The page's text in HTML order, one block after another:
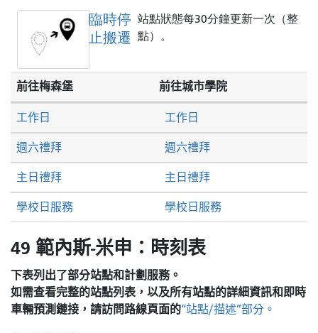
臨時停
止搬遷
站點狀態每30分鐘更新一次（整
點）。
前往梅森堡 前往城市學院
週六禮拜 週六禮拜
主日禮拜 主日禮拜
工作日 工作日
學校日服務 學校日服務
49 範內斯-米申：時刻表
下表列出了部分站點和計劃服務。
如需查看完整的站點列表，以及所有站點的詳細資訊和即時
車輛預測鏈接，請訪問路線頁面的“站點/描述”部分。